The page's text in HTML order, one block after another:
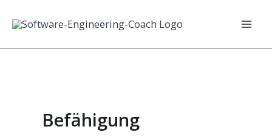
Inhalt
Befähigung